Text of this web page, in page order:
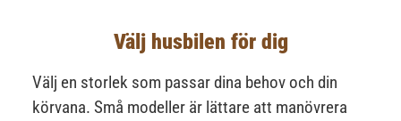
Välj husbilen för dig
Välj en storlek som passar dina behov och din
körvana. Små modeller är lättare att manövrera